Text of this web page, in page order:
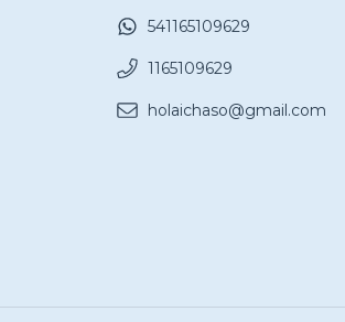
541165109629
1165109629
holaichaso@gmail.com